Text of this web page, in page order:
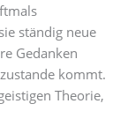
ständig neue
Gedanken
kommt.
Theorie,